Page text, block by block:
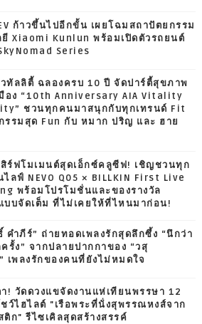
ก้าวขึ้นไปอีกขั้น เผยโฉมสถาปัตยกรรม
ยี Xiaomi Kunlun พร้อมเปิดตัวรถยนต์
Series
วทัลลิตี้ ฉลองครบ 10 ปี จัดปาร์ตี้สุขภาพ
มือง “10th Anniversary AIA Vitality
ชวนทุกคนมาสนุกกับทุกเทรนด์ Fit
รรมสุด Fun กับ หมาก ปริญ และ ฮาย
สิร์ฟโมเมนต์สุดเอ็กซ์คลูซีฟ! เชิญชวนทุก
ลฟ์ NEVO Q05 × BILLKIN First Live
พร้อมโปรโมชั่นและของรางวัล
บบจัดเต็ม ที่ไม่เคยให้ที่ไหนมาก่อน!
คำภีร์” ถ่ายทอดเพลงรักสุดลึกซึ้ง “นึกว่า
รั้ง” จากปลายปากกาของ “วสุ
เพลงรักของคนที่ยังไม่หมดใจ
า! วัดดวงแขจัดงานแห่เทียนพรรษา 12
ว์ไฮไลต์ "เรือพระที่นั่งสุพรรณหงส์จาก
ก" รีไซเคิลสุดสร้างสรรค์